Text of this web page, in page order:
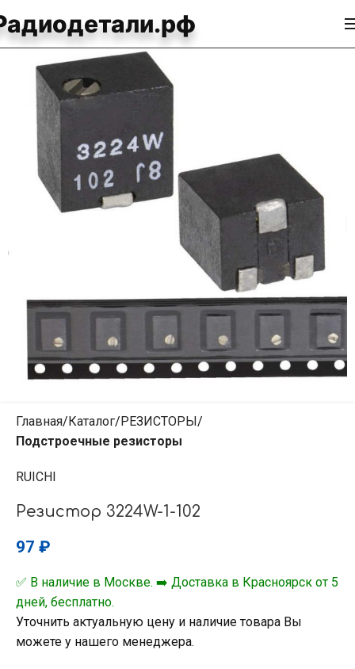
Главная Каталог РЕЗИСТОРЫ
Подстроечные резисторы
RUICHI
Резистор 3224W-1-102
97 ₽
✅ В наличие в Москве. ➡️ Доставка в Красноярск от 5
дней, бесплатно.
Уточнить актуальную цену и наличие товара Вы
можете у нашего менеджера.